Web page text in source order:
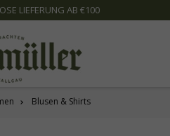
LIEFERUNG AB €100
Blusen & Shirts